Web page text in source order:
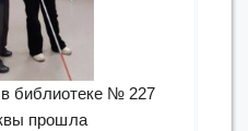
в библиотеке № 227
прошла